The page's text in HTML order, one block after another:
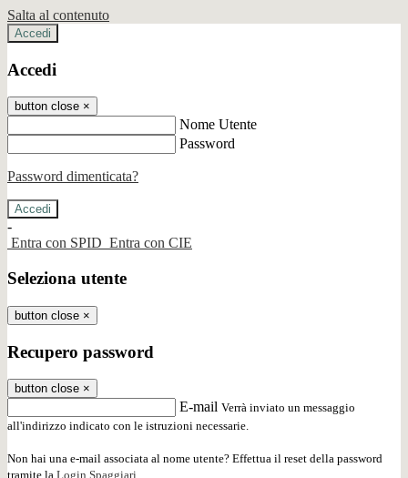
Salta al contenuto
Accedi
Accedi
button close ×
Nome Utente
Password
Password dimenticata?
-
Entra con SPID Entra con CIE
Seleziona utente
button close ×
Recupero password
button close ×
E-mail Verrà inviato un messaggio
all'indirizzo indicato con le istruzioni necessarie.
Non hai una e-mail associata al nome utente? Effettua il reset della password
tramite la Login Spaggiari